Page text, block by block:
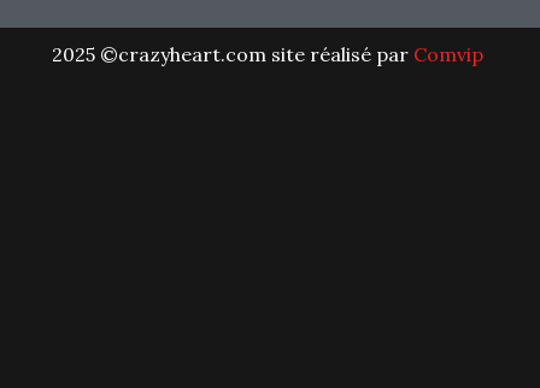
2025 ©crazyheart.com site réalisé par Comvip